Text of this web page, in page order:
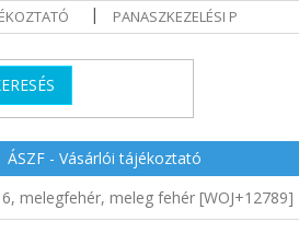
PANASZKEZELÉSI POLITIKA
ÁSZF - Vásárlói tájékoztató
melegfehér, meleg fehér [WOJ+12789]